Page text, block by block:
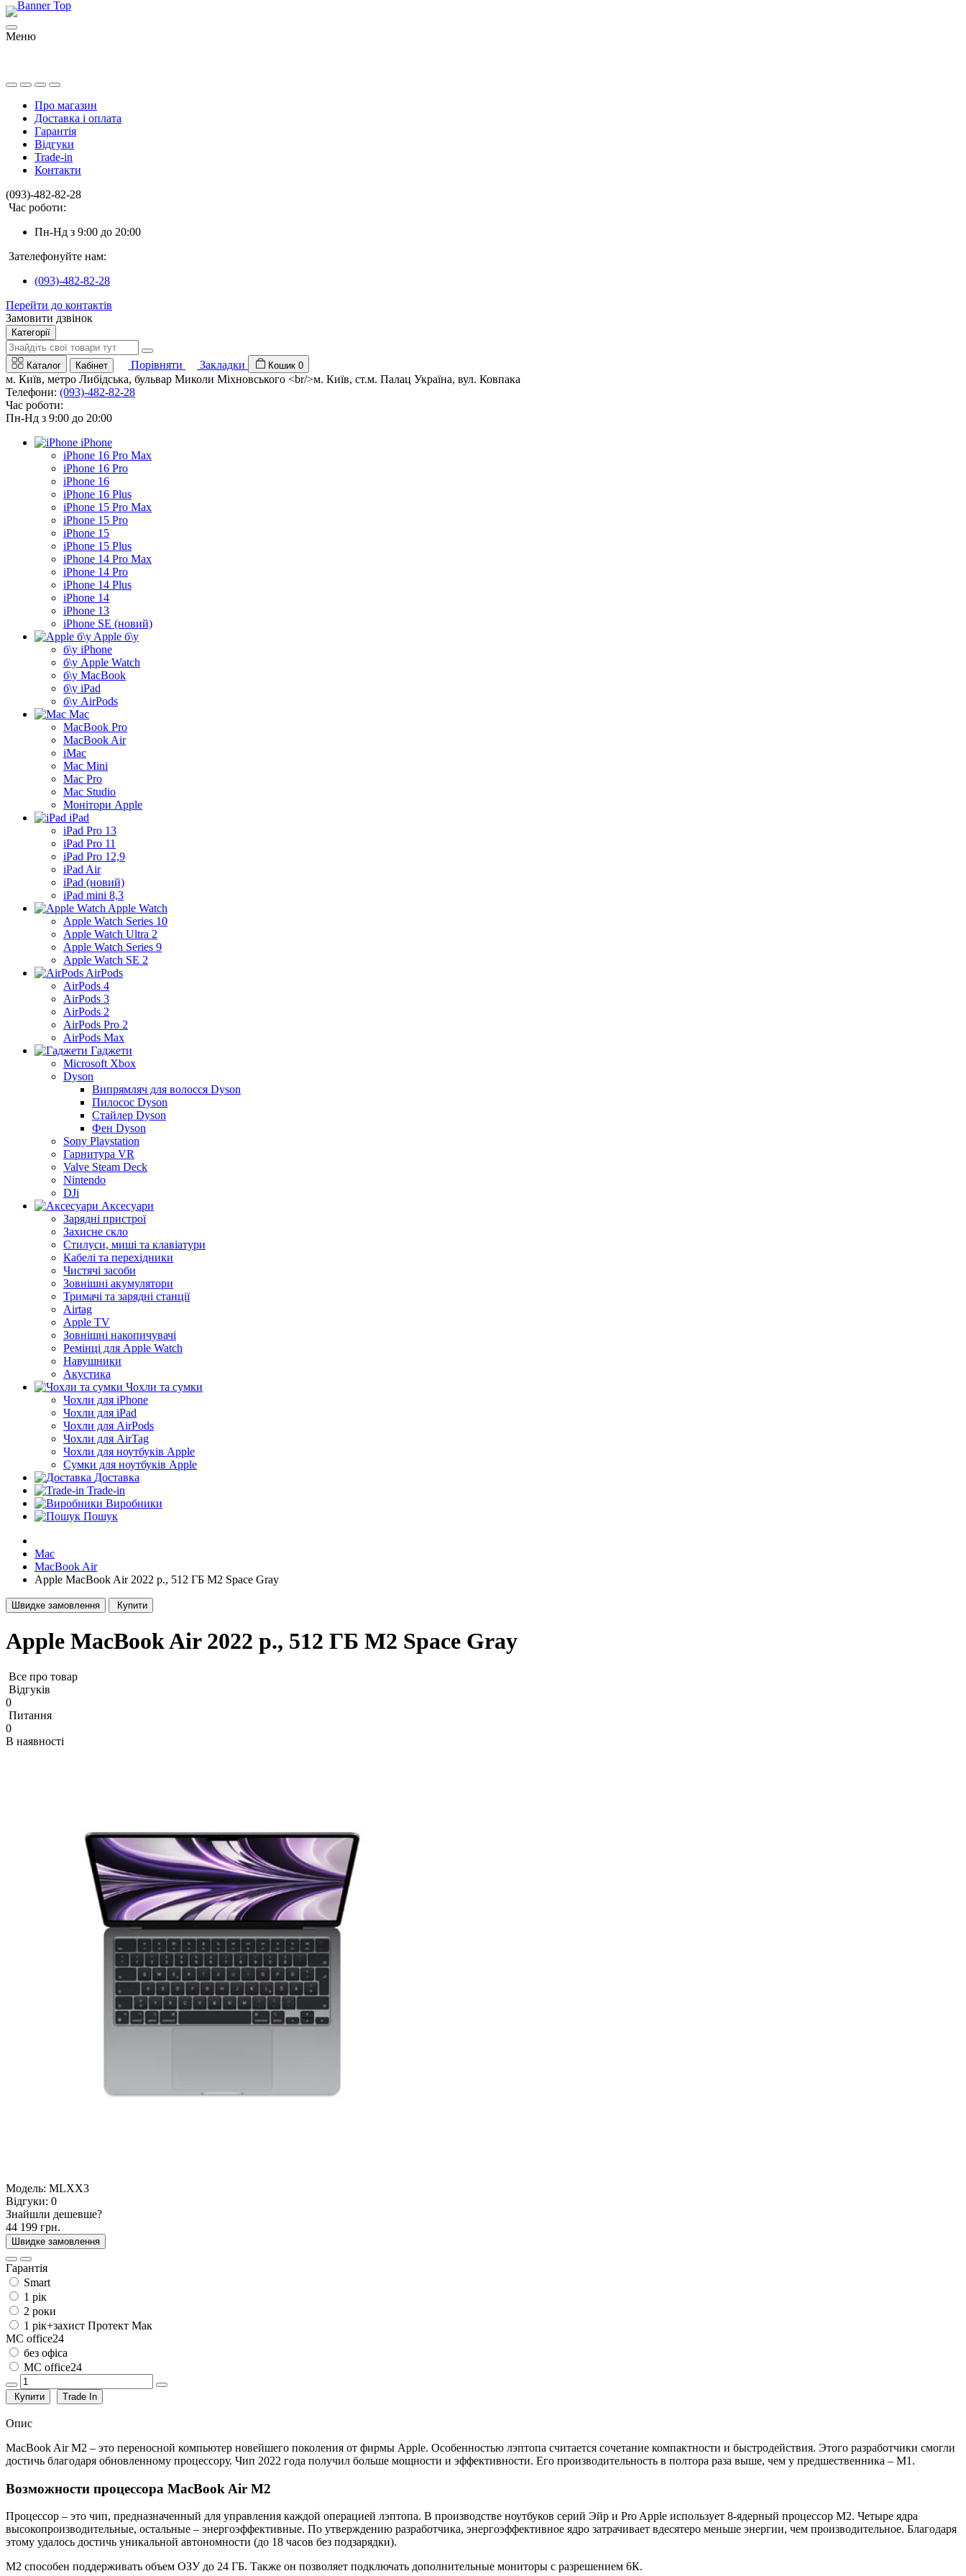
Меню
Про магазин
Доставка і оплата
Гарантія
Відгуки
Trade-in
Контакти
(093)-482-82-28
Час роботи:
Пн-Нд з 9:00 до 20:00
Зателефонуйте нам:
(093)-482-82-28
Перейти до контактів
Замовити дзвінок
Категорії
Каталог Кабінет Порівняти Закладки Кошик 0
м. Київ, метро Либідська, бульвар Миколи Міхновського <br/>м. Київ, ст.м. Палац Україна, вул. Ковпака
Телефони: (093)-482-82-28
Час роботи:
Пн-Нд з 9:00 до 20:00
iPhone
iPhone 16 Pro Max
iPhone 16 Pro
iPhone 16
iPhone 16 Plus
iPhone 15 Pro Max
iPhone 15 Pro
iPhone 15
iPhone 15 Plus
iPhone 14 Pro Max
iPhone 14 Pro
iPhone 14 Plus
iPhone 14
iPhone 13
iPhone SE (новий)
Apple б\у
б\у iPhone
б\у Apple Watch
б\у MacBook
б\у iPad
б\у AirPods
Mac
MacBook Pro
MacBook Air
iMac
Mac Mini
Mac Pro
Mac Studio
Монітори Apple
iPad
iPad Pro 13
iPad Pro 11
iPad Pro 12,9
iPad Air
iPad (новий)
iPad mini 8,3
Apple Watch
Apple Watch Series 10
Apple Watch Ultra 2
Apple Watch Series 9
Apple Watch SE 2
AirPods
AirPods 4
AirPods 3
AirPods 2
AirPods Pro 2
AirPods Max
Гаджети
Microsoft Xbox
Dyson
Випрямляч для волосся Dyson
Пилосос Dyson
Стайлер Dyson
Фен Dyson
Sony Playstation
Гарнитура VR
Valve Steam Deck
Nintendo
DJi
Аксесуари
Зарядні пристрої
Захисне скло
Стилуси, миші та клавіатури
Кабелі та перехідники
Чистячі засоби
Зовнішні акумулятори
Тримачі та зарядні станції
Airtag
Apple TV
Зовнішні накопичувачі
Ремінці для Apple Watch
Навушники
Акустика
Чохли та сумки
Чохли для iPhone
Чохли для iPad
Чохли для AirPods
Чохли для AirTag
Чохли для ноутбуків Apple
Сумки для ноутбуків Apple
Доставка
Trade-in
Виробники
Пошук
Mac
MacBook Air
Apple MacBook Air 2022 р., 512 ГБ M2 Space Gray
Швидке замовлення Купити
Apple MacBook Air 2022 р., 512 ГБ M2 Space Gray
Все про товар
Відгуків
0
Питання
0
В наявності
Модель: MLXX3
Відгуки: 0
Знайшли дешевше?
44 199 грн.
Швидке замовлення
Гарантія
Smart
1 рік
2 роки
1 рік+захист Протект Мак
MC office24
без офіса
MC office24
Купити Trade In
Опис
MacBook Air M2 – это переносной компьютер новейшего поколения от фирмы Apple. Особенностью лэптопа считается сочетание компактности и быстродействия. Этого разработчики смогли
достичь благодаря обновленному процессору. Чип 2022 года получил больше мощности и эффективности. Его производительность в полтора раза выше, чем у предшественника – M1.
Возможности процессора MacBook Air M2
Процессор – это чип, предназначенный для управления каждой операцией лэптопа. В производстве ноутбуков серий Эйр и Pro Apple использует 8-ядерный процессор М2. Четыре ядра
высокопроизводительные, остальные – энергоэффективные. По утверждению разработчика, энергоэффективное ядро затрачивает вдесятеро меньше энергии, чем производительное. Благодаря
этому удалось достичь уникальной автономности (до 18 часов без подзарядки).
M2 способен поддерживать объем ОЗУ до 24 ГБ. Также он позволяет подключать дополнительные мониторы с разрешением 6К.